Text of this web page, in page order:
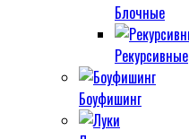
Блочные
Рекурсивные
Боуфишинг